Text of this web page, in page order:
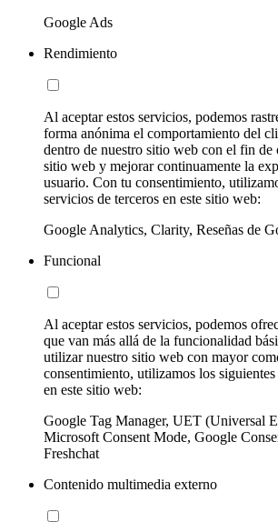
Google Ads
Rendimiento
Al aceptar estos servicios, podemos
forma anónima el comportamiento del
dentro de nuestro sitio web con el fin de
sitio web y mejorar continuamente la
usuario. Con tu consentimiento,
servicios de terceros en este sitio web:
Google Analytics, Clarity, Reseñas de
Funcional
Al aceptar estos servicios, podemos
que van más allá de la funcionalidad
utilizar nuestro sitio web con mayor
consentimiento, utilizamos los
en este sitio web:
Google Tag Manager, UET (Universal
Microsoft Consent Mode, Google
Freshchat
Contenido multimedia externo